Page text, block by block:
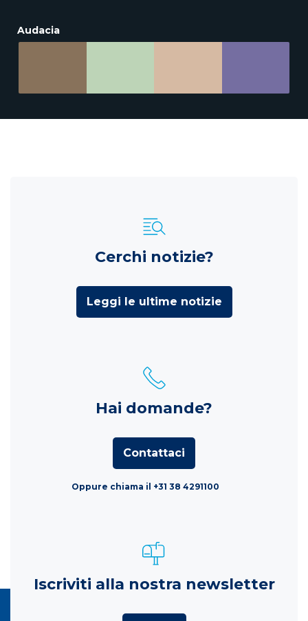
Audacia
Cerchi notizie?
Leggi le ultime notizie
Hai domande?
Contattaci
Oppure chiama il +31 38 4291100
Iscriviti alla nostra newsletter